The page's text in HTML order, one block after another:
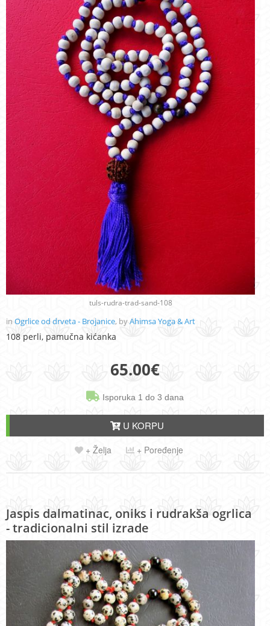
tuls-rudra-trad-sand-108
in Ogrlice od drveta - Brojanice, byAhimsa Yoga & Art
108 perli, pamučna kićanka
65.00€
Isporuka 1 do 3 dana
U KORPU
+ Želja + Poređenje
Jaspis dalmatinac, oniks i rudrakša ogrlica
- tradicionalni stil izrade